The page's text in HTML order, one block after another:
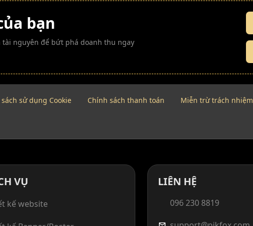
bạn
nguyên để bứt phá doanh thu ngay
sử dụng Cookie Chính sách thanh toán Miễn trừ trách nhiệm
VỤ
kế website
LIÊN HỆ
096 230 8819